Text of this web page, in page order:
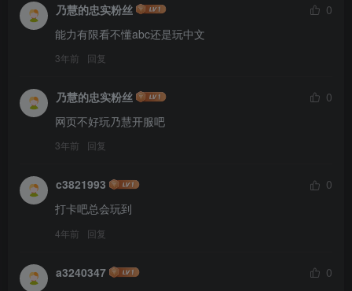
乃慧的忠实粉丝
0
能力有限看不懂abc还是玩中文
3年前 回复
乃慧的忠实粉丝
0
网页不好玩乃慧开服吧
3年前 回复
c3821993
0
打卡吧总会玩到
4年前 回复
a3240347
0